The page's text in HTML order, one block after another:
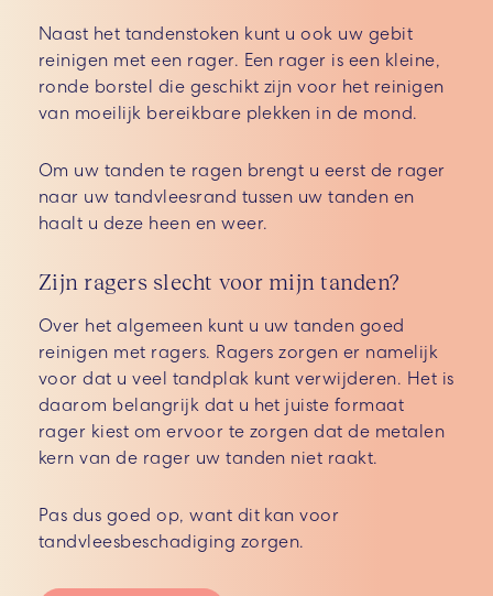
Naast het tandenstoken kunt u ook uw gebit
reinigen met een rager. Een rager is een kleine,
ronde borstel die geschikt zijn voor het reinigen
van moeilijk bereikbare plekken in de mond.
Om uw tanden te ragen brengt u eerst de rager
naar uw tandvleesrand tussen uw tanden en
haalt u deze heen en weer.
Zijn ragers slecht voor mijn tanden?
Over het algemeen kunt u uw tanden goed
reinigen met ragers. Ragers zorgen er namelijk
voor dat u veel tandplak kunt verwijderen. Het is
daarom belangrijk dat u het juiste formaat
rager kiest om ervoor te zorgen dat de metalen
kern van de rager uw tanden niet raakt.
Pas dus goed op, want dit kan voor
tandvleesbeschadiging zorgen.